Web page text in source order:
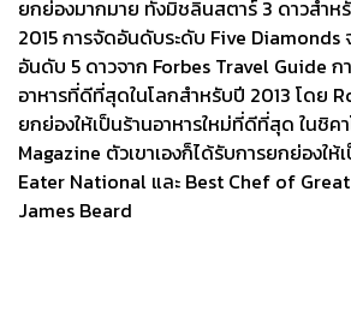
ยกย่องมากมาย ทั้งมิชลินสตาร์ 3 ดาวสำห
2015 การจัดอันดับระดับ Five Diamonds
อันดับ 5 ดาวจาก Forbes Travel Guide ก
อาหารที่ดีที่สุดในโลกสำหรับปี 2013 โดย
ยกย่องให้เป็นร้านอาหารใหม่ที่ดีที่สุด ในชิค
Magazine ตัวเขาเองก็ได้รับการยกย่องให้
Eater National และ Best Chef of
James Beard